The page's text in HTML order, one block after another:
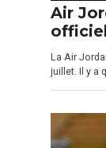
Air
La Air
juillet. Il y a